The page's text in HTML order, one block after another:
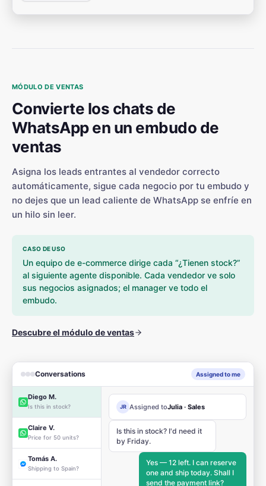
MÓDULO DE VENTAS
Convierte los chats de
WhatsApp en un embudo de
ventas
Asigna los leads entrantes al vendedor correcto
automáticamente, sigue cada negocio por tu embudo y
no dejes que un lead caliente de WhatsApp se enfríe en
un hilo sin leer.
CASO DE USO
Un equipo de e-commerce dirige cada “¿Tienen stock?”
al siguiente agente disponible. Cada vendedor ve solo
sus negocios asignados; el manager ve todo el
embudo.
Descubre el módulo de ventas
Conversations Assigned to me
Diego M.
Is this in stock?
Claire V.
Price for 50 units?
Tomás A.
Shipping to Spain?
JR Assigned toJulia · Sales
Is this in stock? I'd need it
by Friday.
Yes — 12 left. I can reserve
one and ship today. Shall I
send the payment link?